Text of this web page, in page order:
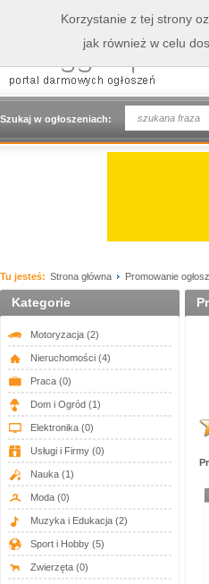
Szukaj w ogłoszeniach:
Tu jesteś: Strona główna Promowanie
Kategorie
Motoryzacja (2)
Nieruchomości (4)
Praca (0)
Dom i Ogród (1)
Elektronika (0)
Usługi i Firmy (0)
Nauka (1)
Moda (0)
Muzyka i Edukacja (2)
Sport i Hobby (5)
Zwierzęta (0)
Korzystanie z tej strony
jak również w celu